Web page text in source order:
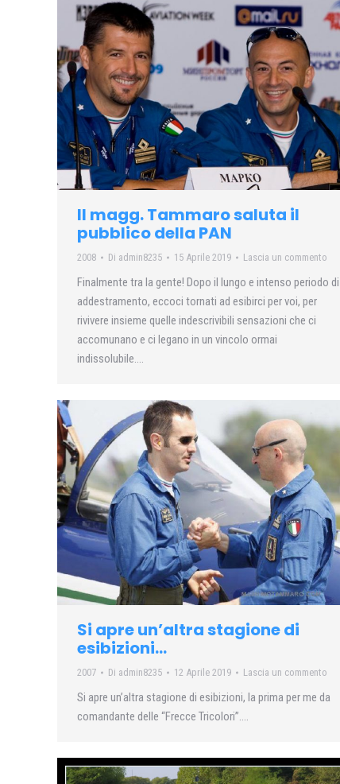
Il magg. Tammaro saluta il
pubblico della PAN
2008 Di admin8235 15 Aprile 2019 Lascia un commento
Finalmente tra la gente! Dopo il lungo e intenso periodo di
addestramento, eccoci tornati ad esibirci per voi, per
rivivere insieme quelle indescrivibili sensazioni che ci
accomunano e ci legano in un vincolo ormai
indissolubile….
Si apre un’altra stagione di
esibizioni…
2007 Di admin8235 12 Aprile 2019 Lascia un commento
Si apre un’altra stagione di esibizioni, la prima per me da
comandante delle “Frecce Tricolori”….